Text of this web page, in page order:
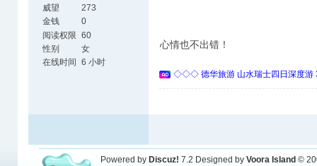
威望
273
金钱
0
阅读权限 60
性别
女
在线时间
6 小时
心情也不出错！
◇◇◇ 德华旅游 山水瑞士四日深度
Powered by Discuz! 7.2 Designed by Voora Island ©